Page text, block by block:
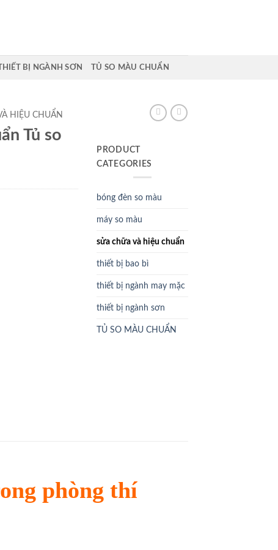
BỊ NGÀNH SƠN TỦ SO MÀU CHUẨN
HIỆU CHUẨN
Tủ so
PRODUCT
CATEGORIES
bóng đèn so màu
máy so màu
sửa chữa và hiệu chuẩn
thiết bị bao bì
thiết bị ngành may mặc
thiết bị ngành sơn
TỦ SO MÀU CHUẨN
phòng thí